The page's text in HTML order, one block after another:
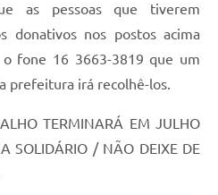
as pessoas que tiverem
donativos nos postos acima
fone 16 3663-3819 que um
prefeitura irá recolhê-los.
TERMINARÁ EM JULHO
SOLIDÁRIO / NÃO DEIXE DE